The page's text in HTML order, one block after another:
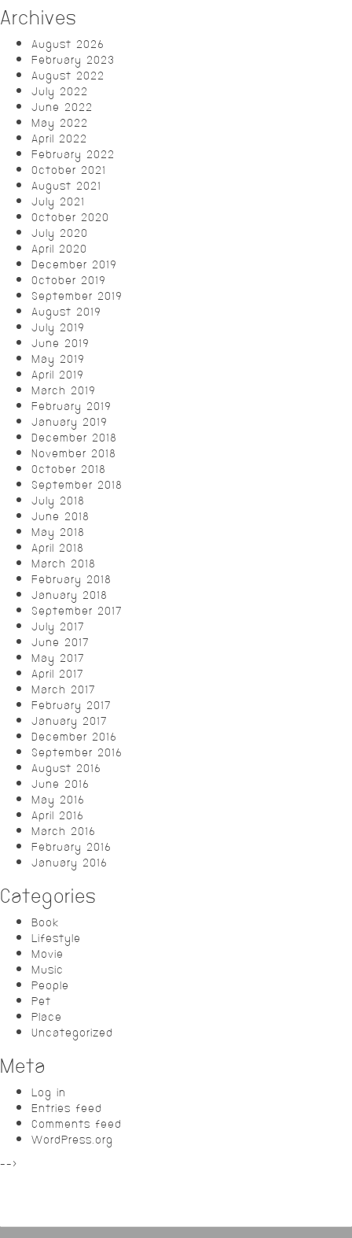
Archives
August 2026
February 2023
August 2022
July 2022
June 2022
May 2022
April 2022
February 2022
October 2021
August 2021
July 2021
October 2020
July 2020
April 2020
December 2019
October 2019
September 2019
August 2019
July 2019
June 2019
May 2019
April 2019
March 2019
February 2019
January 2019
December 2018
November 2018
October 2018
September 2018
July 2018
June 2018
May 2018
April 2018
March 2018
February 2018
January 2018
September 2017
July 2017
June 2017
May 2017
April 2017
March 2017
February 2017
January 2017
December 2016
September 2016
August 2016
June 2016
May 2016
April 2016
March 2016
February 2016
January 2016
Categories
Book
Lifestyle
Movie
Music
People
Pet
Place
Uncategorized
Meta
Log in
Entries feed
Comments feed
WordPress.org
-->